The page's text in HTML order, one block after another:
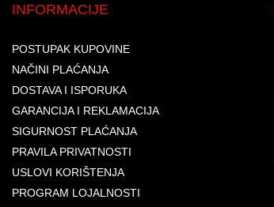
INFORMACIJE
POSTUPAK KUPOVINE
NAČINI PLAĆANJA
DOSTAVA I ISPORUKA
GARANCIJA I REKLAMACIJA
SIGURNOST PLAĆANJA
PRAVILA PRIVATNOSTI
USLOVI KORIŠTENJA
PROGRAM LOJALNOSTI